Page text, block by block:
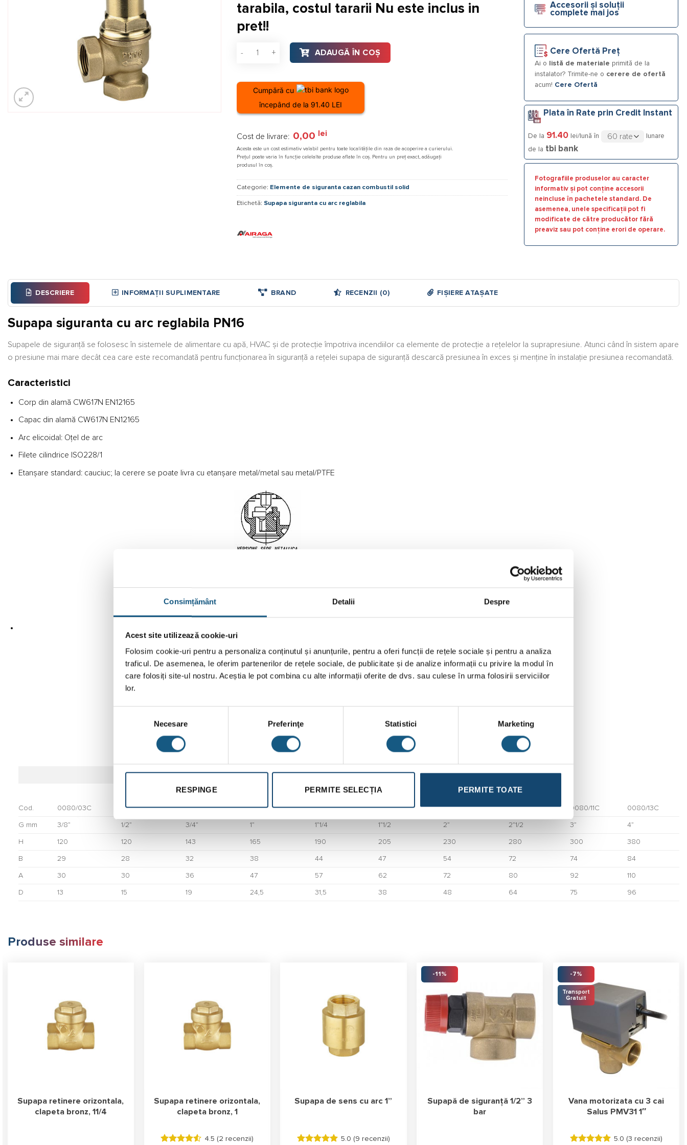
Consimțământ Detalii Despre
Acest site utilizează cookie-uri
Folosim cookie-uri pentru a personaliza conținutul și anunțurile, pentru a oferi funcții de rețele sociale și pentru a analiza
traficul. De asemenea, le oferim partenerilor de rețele sociale, de publicitate și de analize informații cu privire la modul în
care folosiți site-ul nostru. Aceștia le pot combina cu alte informații oferite de dvs. sau culese în urma folosirii serviciilor
lor.
consimțământului
Necesare Preferinţe Statistici Marketing
RESPINGE PERMITE SELECȚIA PERMITE TOATE
tarabila, costul tararii Nu este inclus in
pret!!
Cantitate Supapa siguranta cu arc reglabila PN16 Airaga AIR80 2 1/2”
ADAUGĂ ÎN COȘ
Cumpără cu
începând de la 91.40 LEI
Cost de livrare: 0,00 lei
Acesta este un cost estimativ valabil pentru toate localitățile din raza de acoperire a curierului.
Prețul poate varia în funcție celelalte produse aflate în coș. Pentru un preț exact, adăugați
produsul în coș.
Categorie: Elemente de siguranta cazan combustil solid
Etichetă: Supapa siguranta cu arc reglabila
Accesorii și soluții
complete mai jos
Cere Ofertă Preț
Ai o listă de materiale primită de la
instalator? Trimite-ne o cerere de ofertă
acum! Cere Ofertă
Plata în Rate prin Credit Instant
De la 91.40 lei/lună în
lunare
de la tbi bank
Fotografiile produselor au caracter
informativ și pot conține accesorii
neincluse în pachetele standard. De
asemenea, unele specificații pot fi
modificate de către producător fără
preaviz sau pot conține erori de operare.
DESCRIERE INFORMAȚII SUPLIMENTARE BRAND RECENZII (0) FIȘIERE ATAȘATE
Supapa siguranta cu arc reglabila PN16
Supapele de siguranță se folosesc în sistemele de alimentare cu apă, HVAC şi de protecţie împotriva incendiilor ca elemente de protecție a rețelelor la suprapresiune. Atunci când în sistem apare
o presiune mai mare decât cea care este recomandată pentru funcționarea în siguranță a rețelei supapa de siguranță descarcă presiunea în exces și menține în instalație presiunea recomandată.
Caracteristici
Corp din alamă CW617N EN12165
Capac din alamă CW617N EN12165
Arc elicoidal: Oțel de arc
Filete cilindrice ISO228/1
Etanșare standard: cauciuc; la cerere se poate livra cu etanșare metal/metal sau metal/PTFE
Supapa siguranta cu arc reglabila Airaga PN16 AIR80 3/8”
Cod. 0080/03C 0080/04C 0080/05C 0080/06C 0080/07C 0080/08C 0080/09C 0080/10C 0080/11C 0080/13C
G mm 3/8” 1/2” 3/4” 1” 1”1/4 1”1/2 2” 2”1/2 3” 4”
H 120 120 143 165 190 205 230 280 300 380
B 29 28 32 38 44 47 54 72 74 84
A 30 30 36 47 57 62 72 80 92 110
D 13 15 19 24,5 31,5 38 48 64 75 96
Produse similare
Supapa retinere orizontala,
clapeta bronz, 11/4
Supapa retinere orizontala,
clapeta bronz, 1
4.5 (2 recenzii)
Supapa de sens cu arc 1”
5.0 (9 recenzii)
-11%
Supapă de siguranță 1/2” 3
bar
-7%
Transport
Gratuit
Vana motorizata cu 3 cai
Salus PMV31 1″
5.0 (3 recenzii)